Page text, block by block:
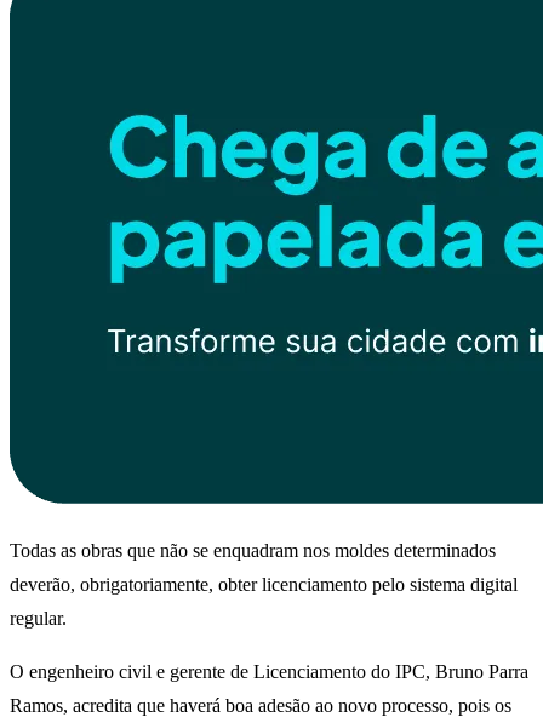
Todas as obras que não se enquadram nos moldes determinados
deverão, obrigatoriamente, obter licenciamento pelo sistema digital
regular.
O engenheiro civil e gerente de Licenciamento do IPC, Bruno Parra
Ramos, acredita que haverá boa adesão ao novo processo, pois os